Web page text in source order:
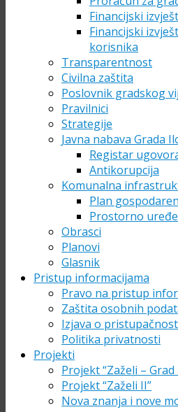
Financijski
Financijski
korisnika
Transparentnost
Civilna zaštita
Poslovnik gradskog
Pravilnici
Strategije
Javna nabava Grada
Registar
Antikorupcija
Komunalna
Plan
Prostorno
Obrasci
Planovi
Glasnik
Pristup informacijama
Pravo na pristup
Zaštita osobnih
Izjava o
Politika privatnosti
Projekti
Projekt “Zaželi – Grad
Projekt “Zaželi II”
Nova znanja i nove